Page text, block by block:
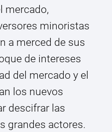
mercado,
minoristas
a merced de sus
de intereses
del mercado y el
los nuevos
descifrar las
grandes actores.